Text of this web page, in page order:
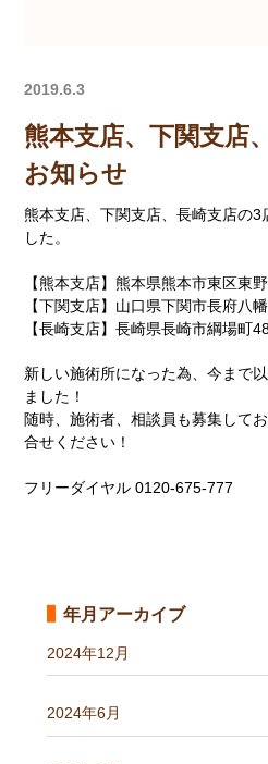
2019.6.3
熊本支店、下関支店
お知らせ
熊本支店、下関支店、長崎支店の3
した。
【熊本支店】熊本県熊本市東区
【下関支店】山口県下関市長府八
【長崎支店】長崎県長崎市綱場町
新しい施術所になった為、今まで
ました！
随時、施術者、相談員も募集して
合せください！
フリーダイヤル 0120-675-777
年月アーカイブ
2024年12月
2024年6月